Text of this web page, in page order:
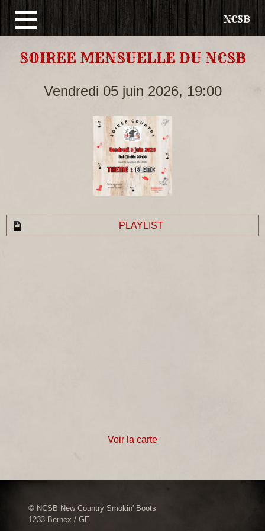
au
NCSB
SOIREE MENSUELLE DU NCSB
Vendredi 05 juin 2026, 19:00
PLAYLIST
Voir la carte
© NCSB New Country Smokin' Boots
1233 Bernex / GE